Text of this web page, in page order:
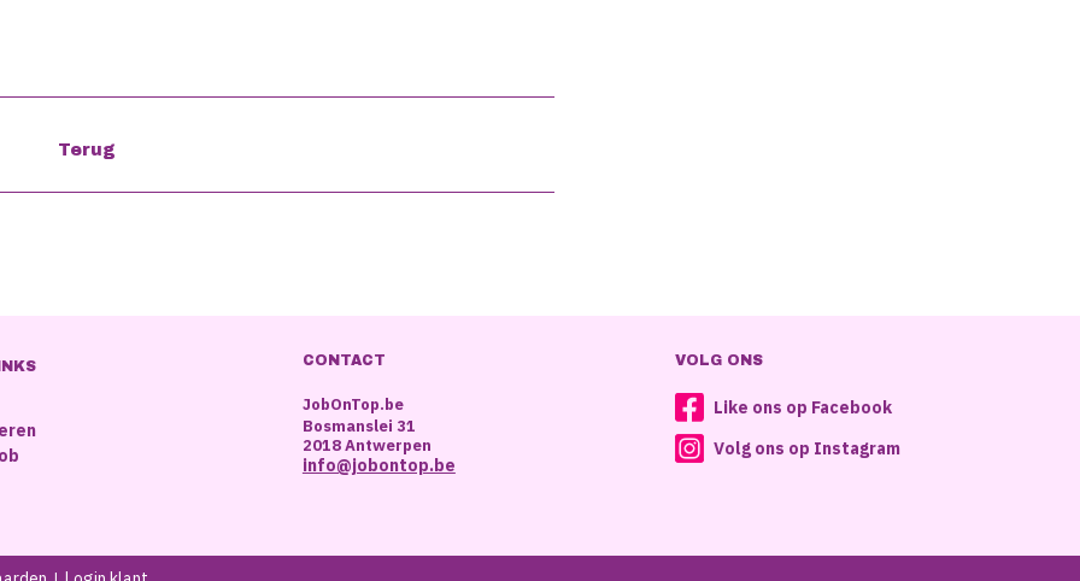
CONTACT
JobOnTop.be
Bosmanslei 31
2018 Antwerpen
info@jobontop.be
VOLG ONS
Like ons op Facebook
Volg ons op Instagram